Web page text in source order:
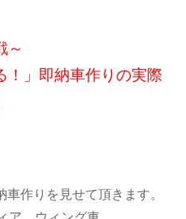
～
！」即納車作りの実際
作りを見せて頂きます。